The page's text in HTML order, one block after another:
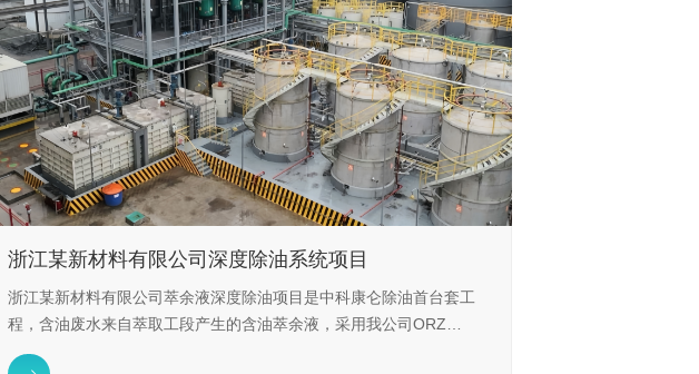
浙江某新材料有限公司深度除油系统项目
浙江某新材料有限公司萃余液深度除油项目是中科康仑除油首台套工
程，含油废水来自萃取工段产生的含油萃余液，采用我公司ORZ深
度除油技术，处理后中油含量降至5mg/L以下，蒸发结晶生产硫酸铵